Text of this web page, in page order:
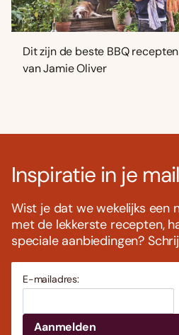
Dit zijn de beste BBQ recepten
van Jamie Oliver
Inspiratie in je
Wist je dat we wekelijks een
met de lekkerste recepten,
speciale aanbiedingen?
E-mailadres: